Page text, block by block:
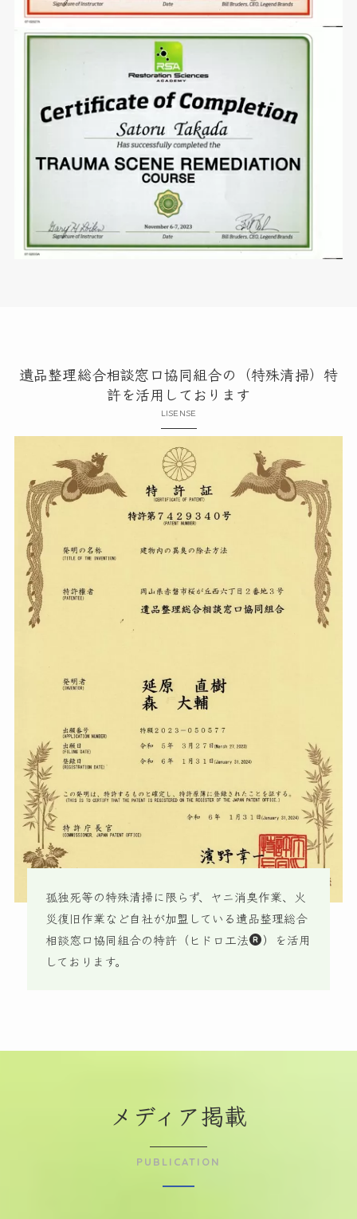
遺品整理総合相談窓口協同組合の（特殊清掃）特
許を活用しております
LISENSE
孤独死等の特殊清掃に限らず、ヤニ消臭作業、火
災復旧作業など自社が加盟している遺品整理総合
相談窓口協同組合の特許（ヒドロ工法
）を活用
しております。
メディア掲載
PUBLICATION